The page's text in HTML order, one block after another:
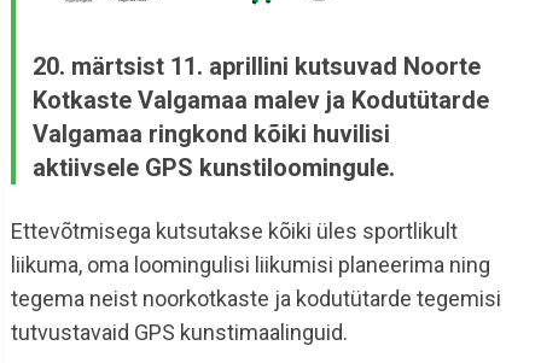
20. märtsist 11. aprillini kutsuvad Noorte
Kotkaste Valgamaa malev ja Kodutütarde
Valgamaa ringkond kõiki huvilisi
aktiivsele GPS kunstiloomingule.
Ettevõtmisega kutsutakse kõiki üles sportlikult
liikuma, oma loomingulisi liikumisi planeerima ning
tegema neist noorkotkaste ja kodutütarde tegemisi
tutvustavaid GPS kunstimaalinguid.